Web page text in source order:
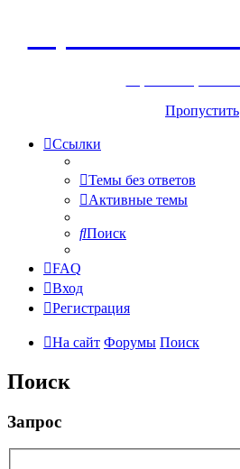
Пропустить
Ссылки
Темы без ответов
Активные темы
Поиск
FAQ
Вход
Регистрация
На сайт Форумы Поиск
Поиск
Запрос